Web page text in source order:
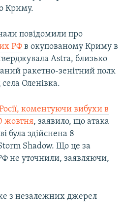
Криму.
повідомили про
РФ в окупованому Криму в
Astra, близько
ракетно-зенітний полк
Оленівка.
коментуючи вибухи в
жовтня, заявило, що атака
була здійснена 8
Shadow. Що це за
не уточнили, заявляючи,
з незалежних джерел